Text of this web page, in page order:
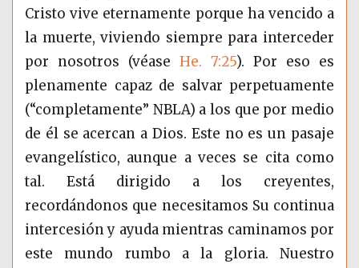
Cristo vive eternamente porque ha vencido a
la muerte, viviendo siempre para interceder
por nosotros (véase He. 7:25). Por eso es
plenamente capaz de salvar perpetuamente
(“completamente” NBLA) a los que por medio
de él se acercan a Dios. Este no es un pasaje
evangelístico, aunque a veces se cita como
tal. Está dirigido a los creyentes,
recordándonos que necesitamos Su continua
intercesión y ayuda mientras caminamos por
este mundo rumbo a la gloria. Nuestro